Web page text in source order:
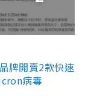
牌開賣2款快速
病毒